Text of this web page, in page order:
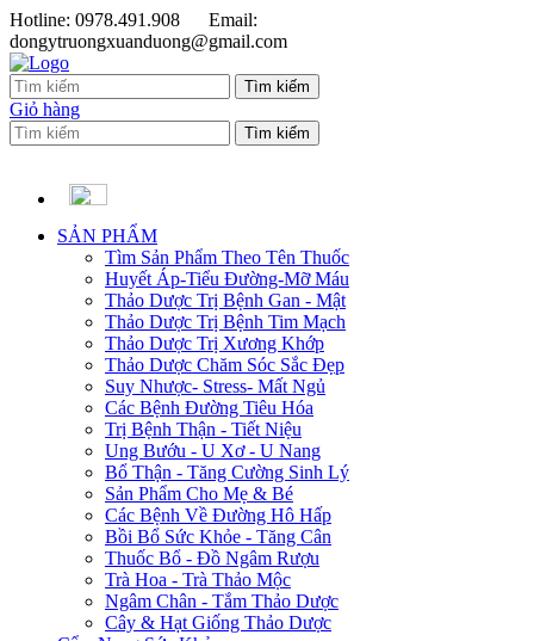
Hotline: 0978.491.908
Email:
dongytruongxuanduong@gmail.com
Giỏ hàng
SẢN PHẨM
Tìm Sản Phẩm Theo Tên Thuốc
Huyết Áp-Tiểu Đường-Mỡ Máu
Thảo Dược Trị Bệnh Gan - Mật
Thảo Dược Trị Bệnh Tim Mạch
Thảo Dược Trị Xương Khớp
Thảo Dược Chăm Sóc Sắc Đẹp
Suy Nhược- Stress- Mất Ngủ
Các Bệnh Đường Tiêu Hóa
Trị Bệnh Thận - Tiết Niệu
Ung Bướu - U Xơ - U Nang
Bổ Thận - Tăng Cường Sinh Lý
Sản Phẩm Cho Mẹ & Bé
Các Bệnh Về Đường Hô Hấp
Bồi Bổ Sức Khỏe - Tăng Cân
Thuốc Bổ - Đồ Ngâm Rượu
Trà Hoa - Trà Thảo Mộc
Ngâm Chân - Tắm Thảo Dược
Cây & Hạt Giống Thảo Dược